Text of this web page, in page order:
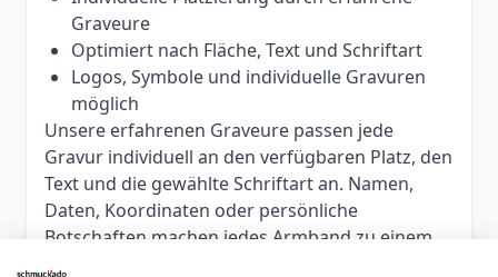
Graveure
Optimiert nach Fläche, Text und Schriftart
Logos, Symbole und individuelle Gravuren
möglich
Unsere erfahrenen Graveure passen jede
Gravur individuell an den verfügbaren Platz, den
Text und die gewählte Schriftart an. Namen,
Daten, Koordinaten oder persönliche
Botschaften machen jedes Armband zu einem
einzigartigen Erinnerungsstück.